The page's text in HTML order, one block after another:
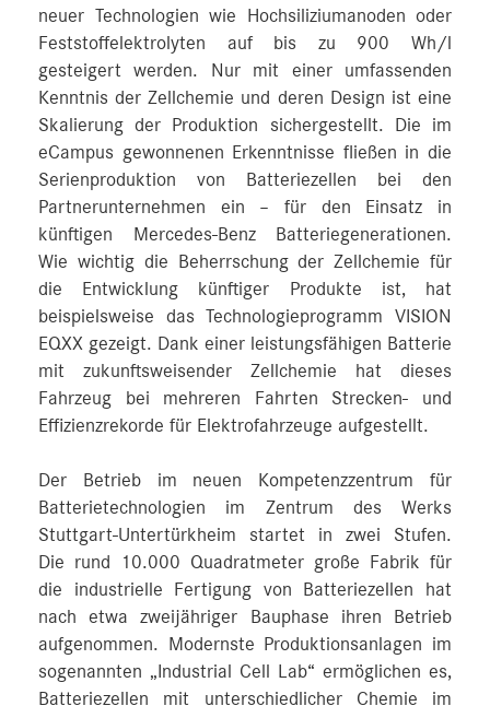
neuer Technologien wie Hochsiliziumanoden oder
Feststoffelektrolyten auf bis zu 900 Wh/l
gesteigert werden. Nur mit einer umfassenden
Kenntnis der Zellchemie und deren Design ist eine
Skalierung der Produktion sichergestellt. Die im
eCampus gewonnenen Erkenntnisse fließen in die
Serienproduktion von Batteriezellen bei den
Partnerunternehmen ein – für den Einsatz in
künftigen Mercedes-Benz Batteriegenerationen.
Wie wichtig die Beherrschung der Zellchemie für
die Entwicklung künftiger Produkte ist, hat
beispielsweise das Technologieprogramm VISION
EQXX gezeigt. Dank einer leistungsfähigen Batterie
mit zukunftsweisender Zellchemie hat dieses
Fahrzeug bei mehreren Fahrten Strecken- und
Effizienzrekorde für Elektrofahrzeuge aufgestellt.
Der Betrieb im neuen Kompetenzzentrum für
Batterietechnologien im Zentrum des Werks
Stuttgart-Untertürkheim startet in zwei Stufen.
Die rund 10.000 Quadratmeter große Fabrik für
die industrielle Fertigung von Batteriezellen hat
nach etwa zweijähriger Bauphase ihren Betrieb
aufgenommen. Modernste Produktionsanlagen im
sogenannten „Industrial Cell Lab“ ermöglichen es,
Batteriezellen mit unterschiedlicher Chemie im